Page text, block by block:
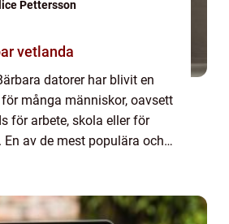
Pettersson
vetlanda
datorer har blivit en
många människor, oavsett
för arbete, skola eller för
av de mest populära och